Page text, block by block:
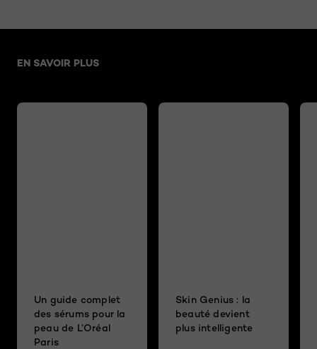
EN SAVOIR PLUS
Un guide complet
des sérums pour la
peau de L’Oréal
Paris
Skin Genius : la
beauté devient
plus intelligente